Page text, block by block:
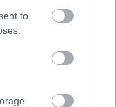
to
fájlok ...